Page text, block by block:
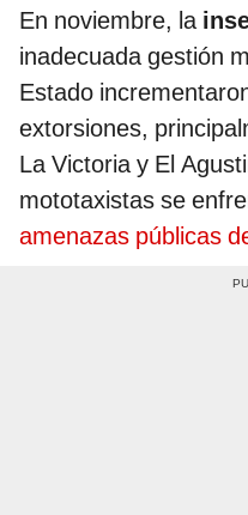
En noviembre, la
inadecuada gestión
Estado
extorsiones,
La Victoria y El
mototaxistas se
amenazas públicas